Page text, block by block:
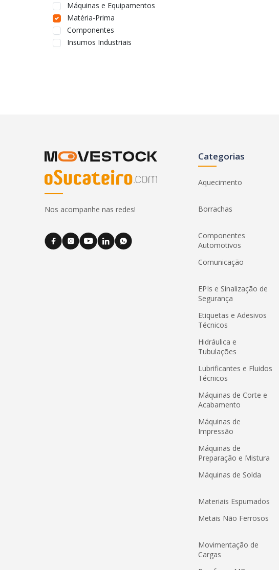
Máquinas e Equipamentos
Matéria-Prima
Componentes
Insumos Industriais
Nos acompanhe nas redes!
Categorias
Aquecimento
Borrachas
Componentes
Automotivos
Comunicação
EPIs e Sinalização de
Segurança
Etiquetas e Adesivos
Técnicos
Hidráulica e
Tubulações
Lubrificantes e Fluidos
Técnicos
Máquinas de Corte e
Acabamento
Máquinas de
Impressão
Máquinas de
Preparação e Mistura
Máquinas de Solda
Materiais Espumados
Metais Não Ferrosos
Movimentação de
Cargas